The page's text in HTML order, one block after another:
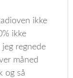
ikke
ikke
regnede
måned
og så